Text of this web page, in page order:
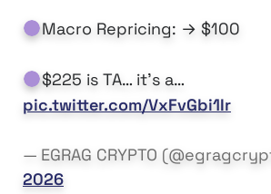
Macro Repricing: → $100
$225 is TA… it’s a…
pic.twitter.com/VxFvGbi1Ir
— EGRAG CRYPTO
2026